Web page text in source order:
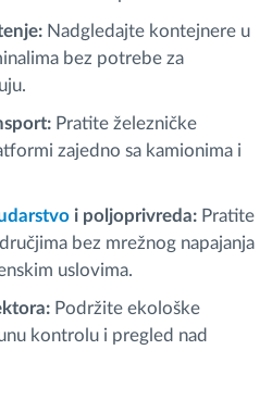
Nadgledajte kontejnere u
bez potrebe za
Pratite železničke
zajedno sa kamionima i
i poljoprivreda: Pratite
bez mrežnog napajanja
uslovima.
Podržite ekološke
kontrolu i pregled nad